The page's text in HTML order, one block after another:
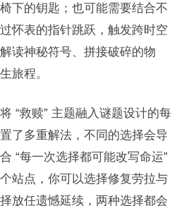
下的钥匙；也可能需要结合不
怀表的指针跳跃，触发跨时空
读神秘符号、拼接破碎的物
旅程。
“救赎” 主题融入谜题设计的每
了多重解法，不同的选择会导
“每一次选择都可能改写命运”
站点，你可以选择修复劳拉与
放任遗憾延续，两种选择都会